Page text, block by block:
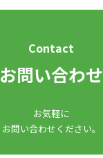
Contact
お問い合わせ
お気軽に
お問い合わせください。